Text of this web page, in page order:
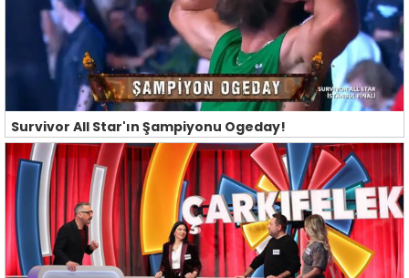
Survivor All Star'ın Şampiyonu Ogeday!